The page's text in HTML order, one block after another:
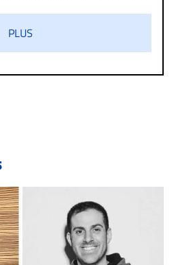
politique de modération,
le site vous dérange, prenez
courriel (info@droit-
PLUS